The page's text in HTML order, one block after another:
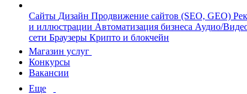
Сайты Дизайн Продвижение сайтов (SEO, GEO)
и иллюстрации Автоматизация бизнеса Аудио/
сети Браузеры Крипто и блокчейн
Магазин услуг
Конкурсы
Вакансии
Еще